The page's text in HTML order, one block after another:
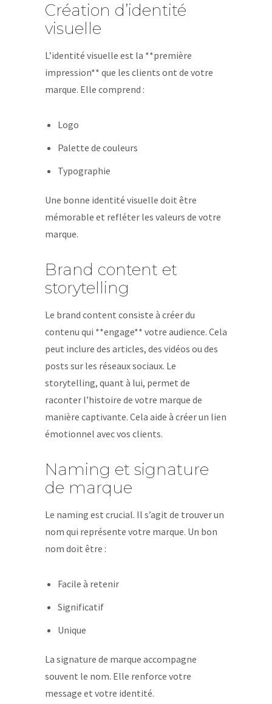
Création d’identité
visuelle
L’identité visuelle est la **première
impression** que les clients ont de votre
marque. Elle comprend :
Logo
Palette de couleurs
Typographie
Une bonne identité visuelle doit être
mémorable et refléter les valeurs de votre
marque.
Brand content et
storytelling
Le brand content consiste à créer du
contenu qui **engage** votre audience. Cela
peut inclure des articles, des vidéos ou des
posts sur les réseaux sociaux. Le
storytelling, quant à lui, permet de
raconter l’histoire de votre marque de
manière captivante. Cela aide à créer un lien
émotionnel avec vos clients.
Naming et signature
de marque
Le naming est crucial. Il s’agit de trouver un
nom qui représente votre marque. Un bon
nom doit être :
Facile à retenir
Significatif
Unique
La signature de marque accompagne
souvent le nom. Elle renforce votre
message et votre identité.